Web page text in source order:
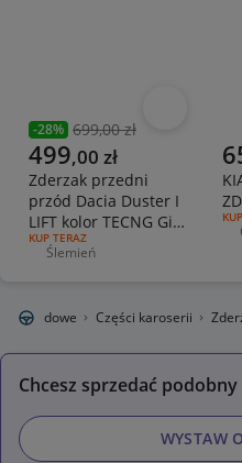
Poprzednia cena
-28% 699,00 zł
Aktualna cena
499,00 zł
Zderzak przedni
przód Dacia Duster I
LIFT kolor TECNG Gill
atrapa
RODZAJ OFERTY:
KUP TERAZ
Miejscowość
Ślemień
Części karoserii
Chcesz sprzedać
WYSTAW